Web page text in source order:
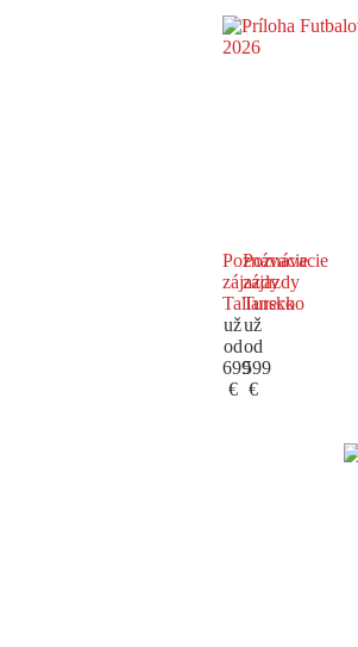
Poznávacie
zájazdy
Taliansko
už
od
699
€
Poznávacie
zájazdy
Turecko
už
od
599
€